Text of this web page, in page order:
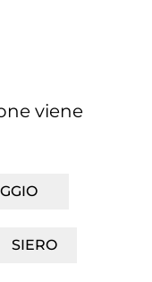
viene
SIERO